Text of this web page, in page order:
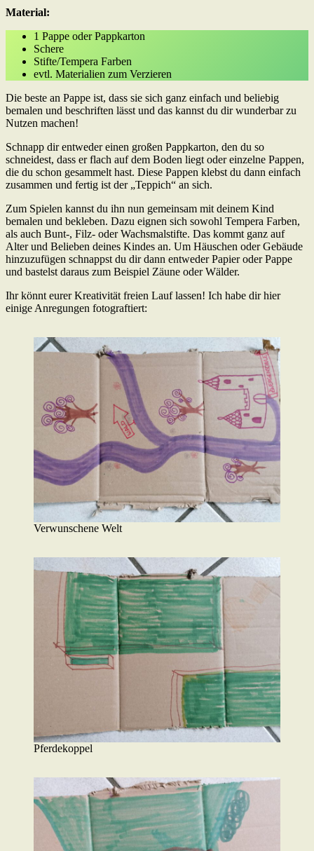
Material:
1 Pappe oder Pappkarton
Schere
Stifte/Tempera Farben
evtl. Materialien zum Verzieren
Die beste an Pappe ist, dass sie sich ganz einfach und beliebig
bemalen und beschriften lässt und das kannst du dir wunderbar zu
Nutzen machen!
Schnapp dir entweder einen großen Pappkarton, den du so
schneidest, dass er flach auf dem Boden liegt oder einzelne Pappen,
die du schon gesammelt hast. Diese Pappen klebst du dann einfach
zusammen und fertig ist der „Teppich“ an sich.
Zum Spielen kannst du ihn nun gemeinsam mit deinem Kind
bemalen und bekleben. Dazu eignen sich sowohl Tempera Farben,
als auch Bunt-, Filz- oder Wachsmalstifte. Das kommt ganz auf
Alter und Belieben deines Kindes an. Um Häuschen oder Gebäude
hinzuzufügen schnappst du dir dann entweder Papier oder Pappe
und bastelst daraus zum Beispiel Zäune oder Wälder.
Ihr könnt eurer Kreativität freien Lauf lassen! Ich habe dir hier
einige Anregungen fotograftiert:
Verwunschene Welt
Pferdekoppel